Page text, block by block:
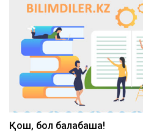
Қош, бол балабақша!